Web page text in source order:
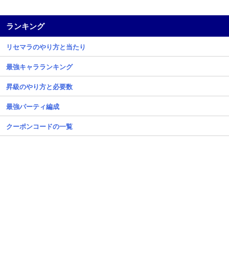
ランキング
リセマラのやり方と当たり
最強キャラランキング
昇級のやり方と必要数
最強パーティ編成
クーポンコードの一覧